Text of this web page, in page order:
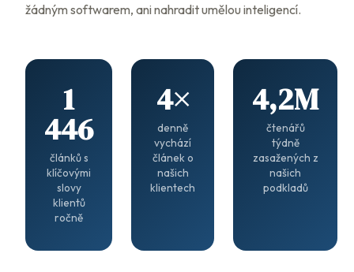
žádným softwarem, ani nahradit umělou inteligencí.
1
446
článků s
klíčovými
slovy
klientů
ročně
4×
denně
vychází
článek o
našich
klientech
4,2M
čtenářů
týdně
zasažených z
našich
podkladů